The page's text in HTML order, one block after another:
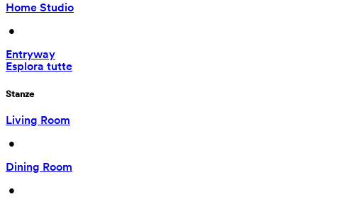
Home Studio
•
Entryway
Esplora tutte
Stanze
Living Room
•
Dining Room
•